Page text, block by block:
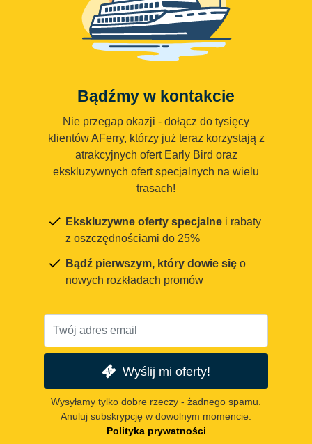
Bądźmy w kontakcie
Nie przegap okazji - dołącz do tysięcy
klientów AFerry, którzy już teraz korzystają z
atrakcyjnych ofert Early Bird oraz
ekskluzywnych ofert specjalnych na wielu
trasach!
Ekskluzywne oferty specjalne i rabaty
z oszczędnościami do 25%
Bądź pierwszym, który dowie się o
nowych rozkładach promów
Wyślij mi oferty!
Wysyłamy tylko dobre rzeczy - żadnego spamu.
Anuluj subskrypcję w dowolnym momencie.
Polityka prywatności